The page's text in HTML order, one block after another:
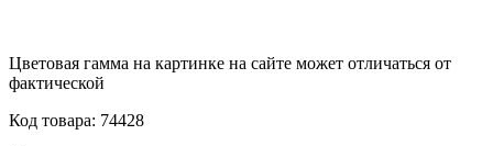
Цветовая гамма на картинке на сайте может отличаться от
фактической
Код товара: 74428